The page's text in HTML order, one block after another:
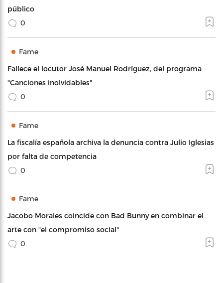
público
0
Fame
Fallece el locutor José Manuel Rodríguez, del programa
"Canciones inolvidables"
0
Fame
La fiscalía española archiva la denuncia contra Julio Iglesias
por falta de competencia
0
Fame
Jacobo Morales coincide con Bad Bunny en combinar el
arte con "el compromiso social"
0